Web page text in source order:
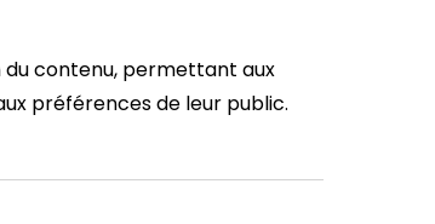
contenu, permettant aux
préférences de leur public.